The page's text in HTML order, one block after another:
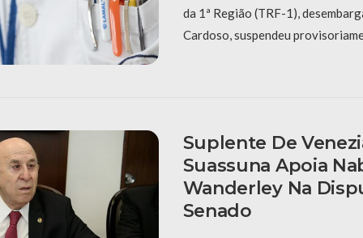
da 1ª Região (TRF-1),
Cardoso, suspendeu
Suplente De
Suassuna Apoia
Wanderley Na
Senado